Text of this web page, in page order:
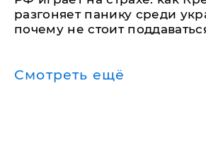
разгоняет панику среди
почему не стоит
Смотреть ещё